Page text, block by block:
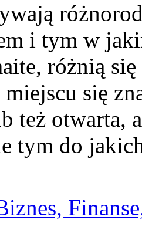
i tym w
różnią
się
też otwarta,
tym do